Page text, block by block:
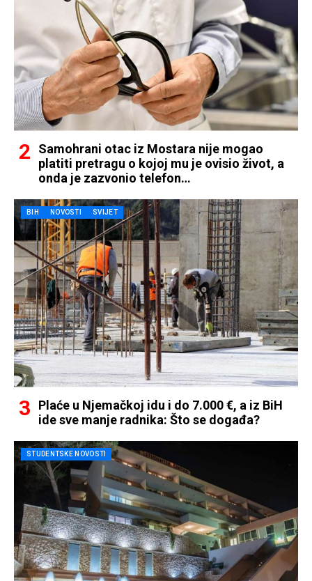
Samohrani otac iz Mostara nije mogao
platiti pretragu o kojoj mu je ovisio život, a
onda je zazvonio telefon…
BIH NOVOSTI SVIJET
Plaće u Njemačkoj idu i do 7.000 €, a iz BiH
ide sve manje radnika: Što se događa?
STUDENTSKE NOVOSTI